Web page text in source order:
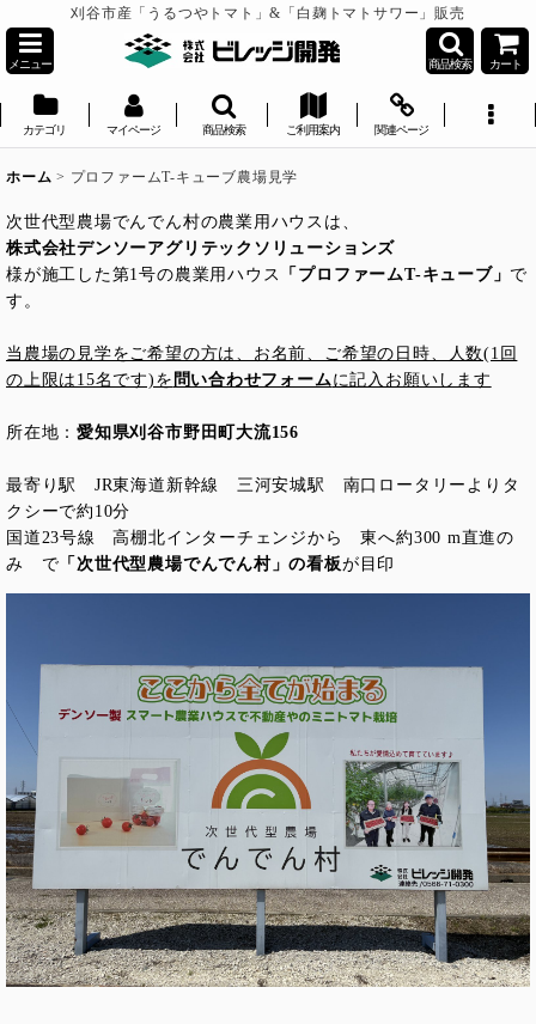
刈谷市産「うるつやトマト」&「白麹トマトサワー」販売
メニュー 商品検索 カート
カテゴリ マイページ 商品検索 ご利用案内 関連ページ
ホーム > プロファームT-キューブ農場見学
次世代型農場でんでん村の農業用ハウスは、
株式会社デンソーアグリテックソリューションズ
様が施工した第1号の農業用ハウス
「プロファームT-キューブ」 で
す。
当農場の見学をご希望の方は、お名前、ご希望の日時、人数(1回
の上限は15名です)を 問い合わせフォームに記入お願いします
所在地：愛知県刈谷市野田町大流156
最寄り駅 JR東海道新幹線 三河安城駅 南口ロータリーよりタ
クシーで約10分
国道23号線 高棚北インターチェンジから 東へ約300 m直進の
み で 「次世代型農場でんでん村」の看板が目印